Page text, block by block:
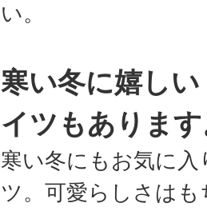
い。
寒い冬に嬉し
イツもありま
寒い冬にもお気に
ツ。可愛らしさは